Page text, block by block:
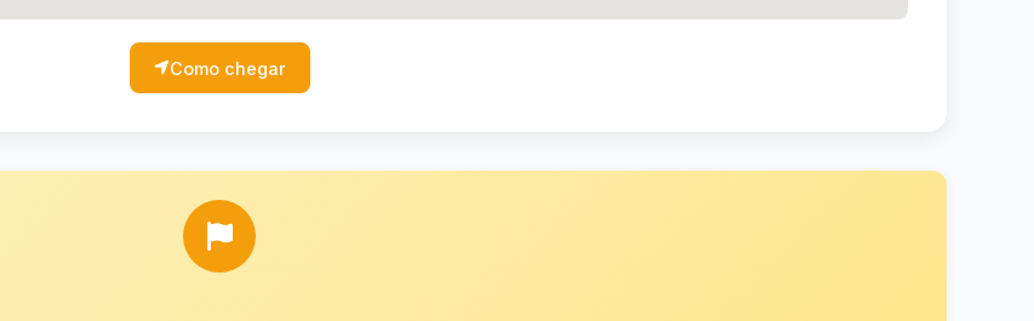
Como chegar